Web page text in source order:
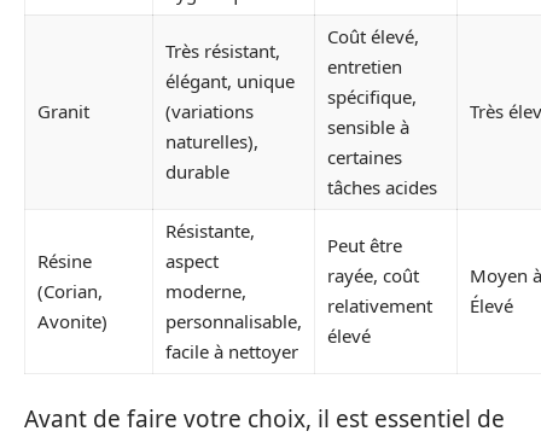
Granit
Très résistant,
élégant, unique
(variations
naturelles),
durable
Coût élevé,
entretien
spécifique,
sensible à
certaines
tâches acides
Très
Résine
(Corian,
Avonite)
Résistante,
aspect
moderne,
personnalisable,
facile à nettoyer
Peut être
rayée, coût
relativement
élevé
Moyen à
Élevé
Avant de faire votre choix, il est essentiel de